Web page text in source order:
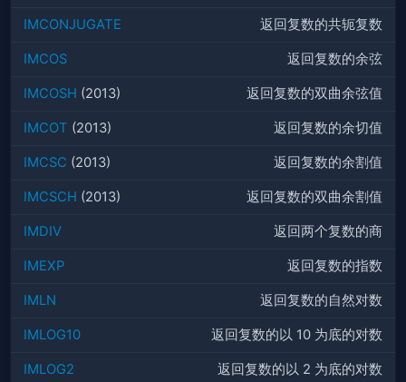
IMCONJUGATE 返回复数的共轭复数
IMCOS 返回复数的余弦
IMCOSH (2013) 返回复数的双曲余弦值
IMCOT (2013) 返回复数的余切值
IMCSC (2013) 返回复数的余割值
IMCSCH (2013) 返回复数的双曲余割值
IMDIV 返回两个复数的商
IMEXP 返回复数的指数
IMLN 返回复数的自然对数
IMLOG10 返回复数的以 10 为底的对数
IMLOG2 返回复数的以 2 为底的对数